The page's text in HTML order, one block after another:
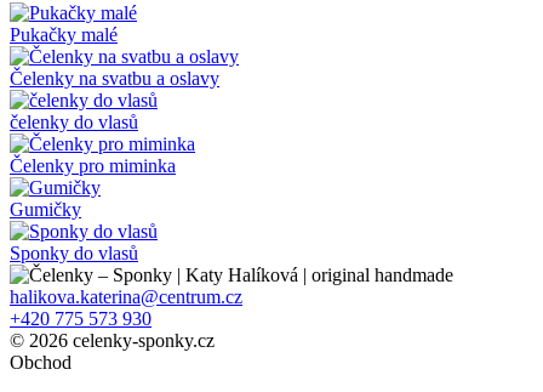
Pukačky malé
Čelenky na svatbu a oslavy
čelenky do vlasů
Čelenky pro miminka
Gumičky
Sponky do vlasů
halikova.katerina@centrum.cz
+420 775 573 930
© 2026 celenky-sponky.cz
Obchod